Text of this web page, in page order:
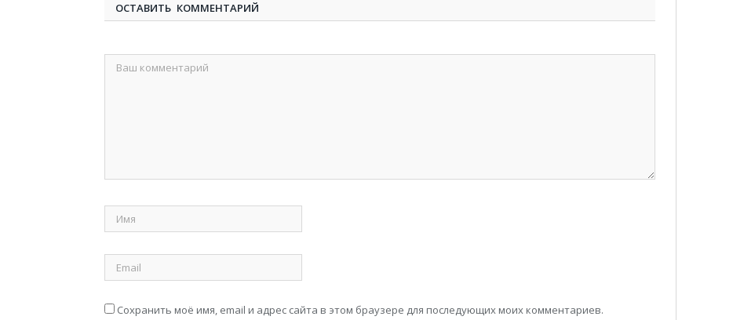
ОСТАВИТЬ КОММЕНТАРИЙ
Сохранить моё имя, email и адрес сайта в этом браузере для последующих моих комментариев.